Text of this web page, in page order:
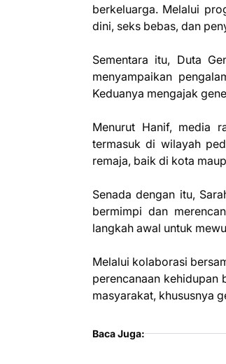
berkeluarga. Melalui
dini, seks bebas, dan
Sementara itu, Duta
menyampaikan
Keduanya mengajak
Menurut Hanif, media
termasuk di wilayah
remaja, baik di kota
Senada dengan itu,
bermimpi dan
langkah awal untuk
Melalui kolaborasi
perencanaan kehidupan
masyarakat, khususnya
Baca Juga: